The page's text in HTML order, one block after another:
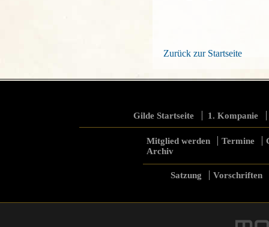
Zurück zur Startseite
Gilde Startseite 1. Kompanie
Mitglied werden Termine
Archiv
Satzung Vorschriften